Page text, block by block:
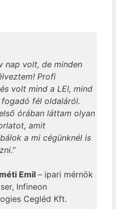
nap volt, de minden
Profi
volt mind a LEI, mind
fél oldaláról.
órában láttam olyan
amit
a mi cégünknél is
Emil– ipari mérnök
Infineon
Cegléd Kft.